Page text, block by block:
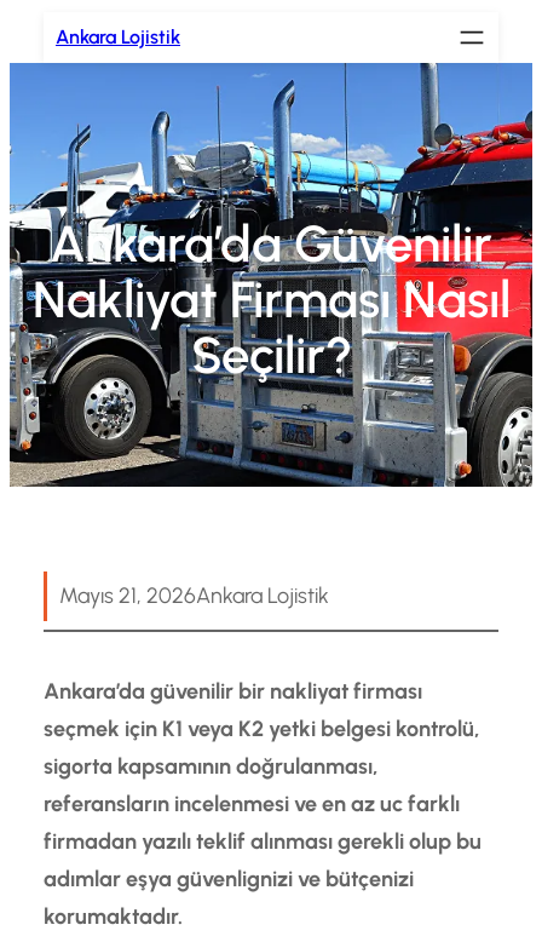
İçeriğe
geç
Ankara Lojistik
Ankara’da Güvenilir
Nakliyat Firması Nasıl
Seçilir?
Mayıs 21, 2026Ankara Lojistik
Ankara’da güvenilir bir nakliyat firması
seçmek için K1 veya K2 yetki belgesi kontrolü,
sigorta kapsamının doğrulanması,
referansların incelenmesi ve en az uc farklı
firmadan yazılı teklif alınması gerekli olup bu
adımlar eşya güvenlignizi ve bütçenizi
korumaktadır.